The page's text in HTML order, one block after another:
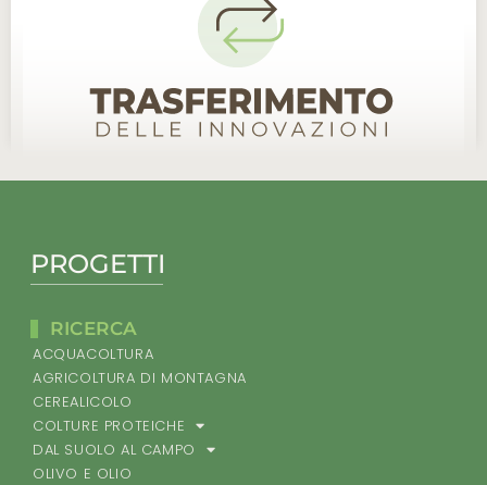
PROGETTI
RICERCA
ACQUACOLTURA
AGRICOLTURA DI MONTAGNA
CEREALICOLO
COLTURE PROTEICHE
DAL SUOLO AL CAMPO
OLIVO E OLIO